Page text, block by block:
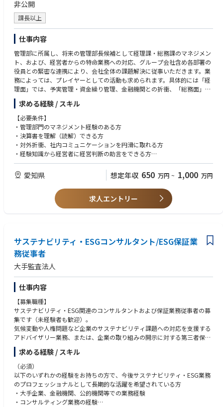
非公開
課長以上
仕事内容
管理部に所属し、将来の管理部長候補として経理課・総務課のマネジメン
ト、および、経営者からの特命業務への対応、グループ会社含め各部署の
役員との緊密な連携により、会社全体の課題解決に従事いただきます。業
務によっては、プレイヤーとしての活動も求められます。具体的には「経
理面」では、予実管理・資金繰り管理、金融機関との折衝、「総務面」で
は、人事労務管理、評価制度の運用見直し、採用教育、施設管理などがあ
ります。バックオフィスの管理者として各部と調整しながら、事業を進め
ていく推進力となる方を求めています。
求める経験 / スキル
【必要条件】
・管理部門のマネジメント経験のある方
・決算書を理解（読解）できる方
・対外折衝、社内コミュニケーションを円滑に取れる方
・経験知識から経営者に経営判断の助言をできる方
・人事労務の経験のある方
・普通自動車運転免許（ＡＴ限定可）
・金融、税務、会計の知識のある方
愛知県 想定年収 650 万円 ~ 1,000 万円
求人エントリー
サステナビリティ・ESGコンサルタント/ESG保証業
務従事者
大手監査法人
仕事内容
【募集職種】
サステナビリティ・ESG関連のコンサルタントおよび保証業務従事者の募
集です（未経験者も歓迎）。
気候変動や人権問題など企業のサステナビリティ課題への対応を支援する
アドバイザリー業務、または、企業の取り組みの開示に対する第三者保証
業務に従事します。
未経験者でも安心して業務に従事できるような研修、育成制度を整えてお
り、働きながらのキャリア形成を積極的に支援します。独自の研修プログ
ラムの他、社会人MBAコースの一部（単位認定可）を提供することで、現
場で活躍するための実践的なスキルを身に着けることが可能です。
【業務内容】
求める経験 / スキル
（必須）
以下のいずれかの経験をお持ちの方で、今後サステナビリティ・ESG業務
のプロフェッショナルとして長期的な活躍を希望されている方
・大手企業、金融機関、公的機関等での業務経験
・コンサルティング業務の経験